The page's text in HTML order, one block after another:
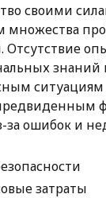
своими
множества
Отсутствие
ситуациям
за ошибок и
затраты